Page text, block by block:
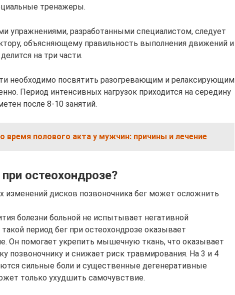
тренажеры.
упражнениями, разработанными специалистом, следует
объясняющему правильность выполнения движений и
на три части.
необходимо посвятить разогревающим и релаксирующим
Период интенсивных нагрузок приходится на середину
после 8-10 занятий.
время полового акта у мужчин: причины и лечение
остеохондрозе?
изменений дисков позвоночника бег может осложнить
болезни больной не испытывает негативной
период бег при остеохондрозе оказывает
Он помогает укрепить мышечную ткань, что оказывает
позвоночнику и снижает риск травмирования. На 3 и 4
сильные боли и существенные дегенеративные
только ухудшить самочувствие.